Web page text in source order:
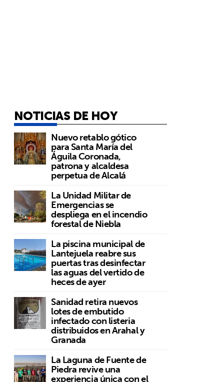
NOTICIAS DE HOY
Nuevo retablo gótico
para Santa María del
Águila Coronada,
patrona y alcaldesa
perpetua de Alcalá
La Unidad Militar de
Emergencias se
despliega en el incendio
forestal de Niebla
La piscina municipal de
Lantejuela reabre sus
puertas tras desinfectar
las aguas del vertido de
heces de ayer
Sanidad retira nuevos
lotes de embutido
infectado con listeria
distribuidos en Arahal y
Granada
La Laguna de Fuente de
Piedra revive una
experiencia única con el